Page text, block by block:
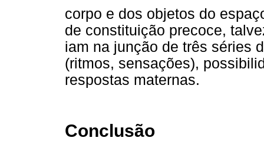
corpo e dos objetos do
de constituição precoce,
iam na junção de três séries
(ritmos, sensações),
respostas maternas.
Conclusão